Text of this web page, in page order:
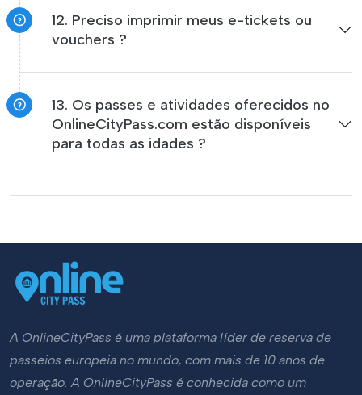
12. Preciso imprimir meus e-tickets ou
vouchers ?
13. Os passes e atividades oferecidos no
OnlineCityPass.com estão disponíveis
para todas as idades ?
A OnlineCityPass é uma plataforma líder de reserva de
passeios europeia no mundo, com mais de 10 anos de
operação. A OnlineCityPass é conhecida como um